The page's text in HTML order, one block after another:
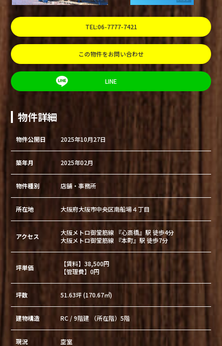
TEL:06-7777-7421
この物件をお問い合わせ
LINE
物件詳細
物件公開日 2025年10月27日
築年月 2025年02月
物件種別 店舗・事務所
所在地 大阪府大阪市中央区南船場４丁目
アクセス
大阪メトロ御堂筋線 『心斎橋』駅 徒歩4分
大阪メトロ御堂筋線 『本町』駅 徒歩7分
坪単価
【賃料】38,500円
【管理費】0円
坪数 51.63坪 (170.67㎡)
建物構造 RC / 9階建 （所在階）5階
現況 空室